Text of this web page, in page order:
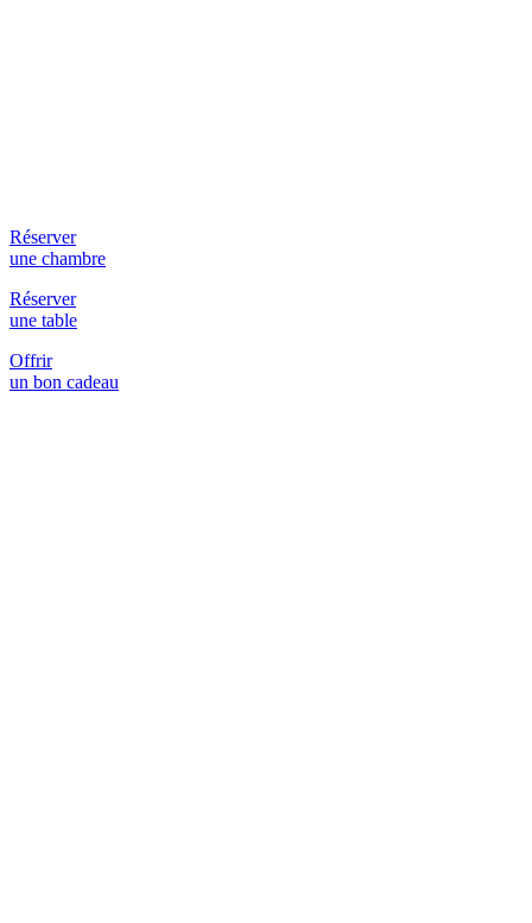
Réserver
une chambre
Réserver
une table
Offrir
un bon cadeau